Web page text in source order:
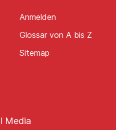
Anmelden
Glossar von A bis Z
Sitemap
Media